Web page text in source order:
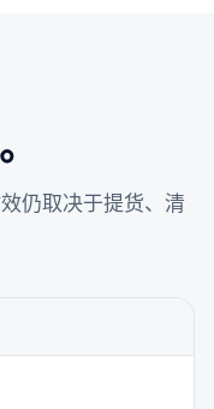
仍取决于提货、清